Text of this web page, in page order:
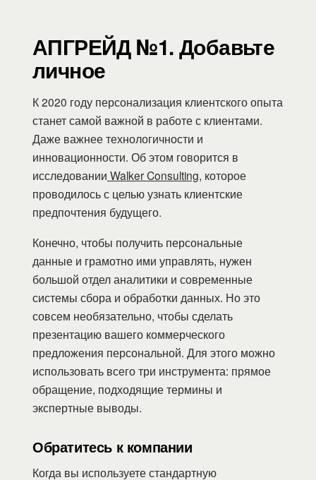
АПГРЕЙД №1. Добавьте
личное
К 2020 году персонализация клиентского опыта
станет самой важной в работе с клиентами.
Даже важнее технологичности и
инновационности. Об этом говорится в
исследовании Walker Consulting, которое
проводилось с целью узнать клиентские
предпочтения будущего.
Конечно, чтобы получить персональные
данные и грамотно ими управлять, нужен
большой отдел аналитики и современные
системы сбора и обработки данных. Но это
совсем необязательно, чтобы сделать
презентацию вашего коммерческого
предложения персональной. Для этого можно
использовать всего три инструмента: прямое
обращение, подходящие термины и
экспертные выводы.
Обратитесь к компании
Когда вы используете стандартную